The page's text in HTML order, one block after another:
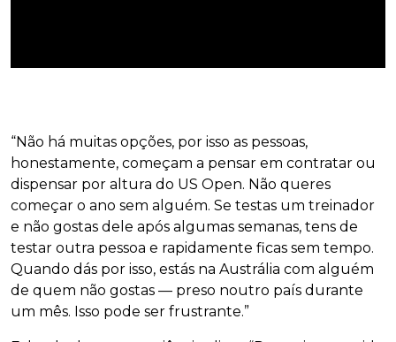
“Não há muitas opções, por isso as pessoas,
honestamente, começam a pensar em contratar ou
dispensar por altura do US Open. Não queres
começar o ano sem alguém. Se testas um treinador
e não gostas dele após algumas semanas, tens de
testar outra pessoa e rapidamente ficas sem tempo.
Quando dás por isso, estás na Austrália com alguém
de quem não gostas — preso noutro país durante
um mês. Isso pode ser frustrante.”